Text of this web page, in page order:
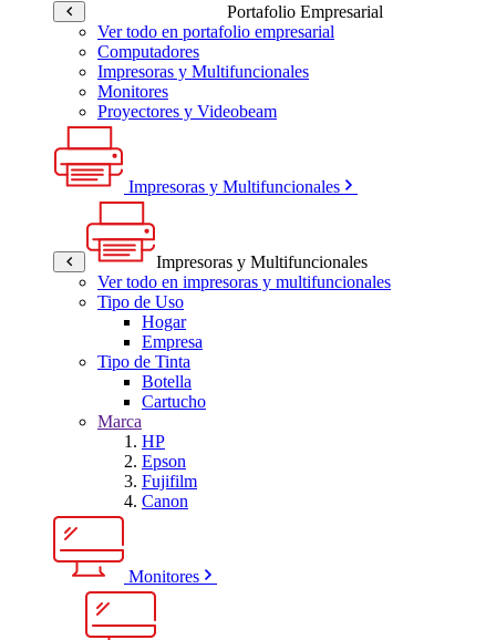
Portafolio Empresarial
Ver todo en portafolio empresarial
Computadores
Impresoras y Multifuncionales
Monitores
Proyectores y Videobeam
Impresoras y Multifuncionales
Impresoras y Multifuncionales
Ver todo en impresoras y multifuncionales
Tipo de Uso
Hogar
Empresa
Tipo de Tinta
Botella
Cartucho
Marca
HP
Epson
Fujifilm
Canon
Monitores